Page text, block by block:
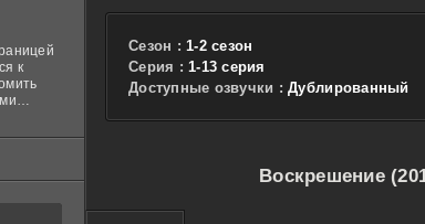
Сезон : 1-2 сезон
Cерия : 1-13 серия
Доступные озвучки : Дублированный
Воскрешение
в
к